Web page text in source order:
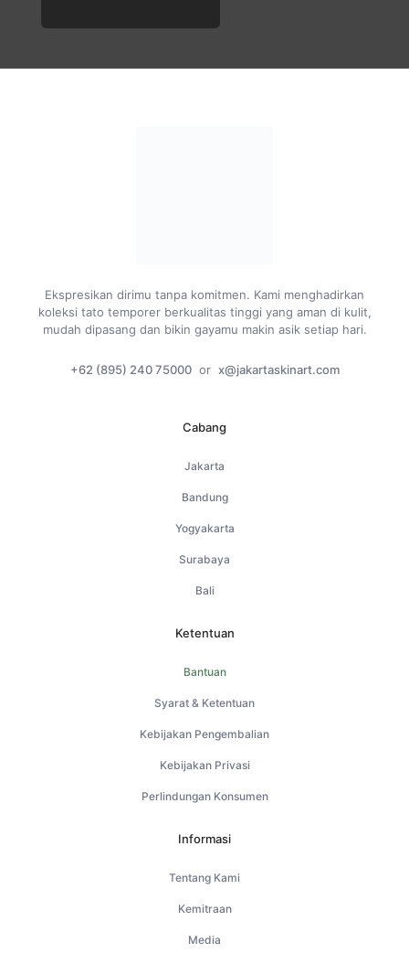
Ekspresikan dirimu tanpa komitmen. Kami menghadirkan
koleksi tato temporer berkualitas tinggi yang aman di kulit,
mudah dipasang dan bikin gayamu makin asik setiap hari.
+62 (895) 240 75000 or x@jakartaskinart.com
Cabang
Jakarta
Bandung
Yogyakarta
Surabaya
Bali
Ketentuan
Bantuan
Syarat & Ketentuan
Kebijakan Pengembalian
Kebijakan Privasi
Perlindungan Konsumen
Informasi
Tentang Kami
Kemitraan
Media